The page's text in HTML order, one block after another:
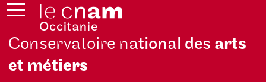
Conservatoire national des arts
et métiers